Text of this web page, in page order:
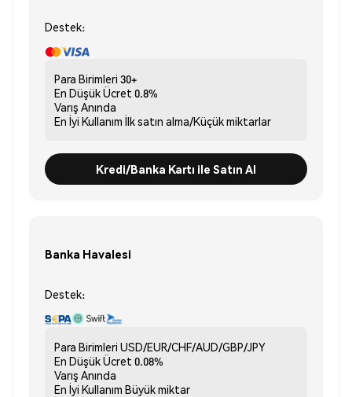
Destek:
Para Birimleri 30+
En Düşük Ücret 0.8%
Varış Anında
En İyi Kullanım İlk satın alma/Küçük miktarlar
Kredi/Banka Kartı ile Satın Al
Banka Havalesi
Destek:
Para Birimleri USD/EUR/CHF/AUD/GBP/JPY
En Düşük Ücret 0.08%
Varış Anında
En İyi Kullanım Büyük miktar